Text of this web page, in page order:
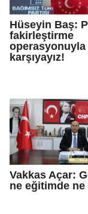
Hüseyin Baş:
fakirleştirme
operasyonuyla
karşıyayız!
Vakkas Açar:
ne eğitimde ne